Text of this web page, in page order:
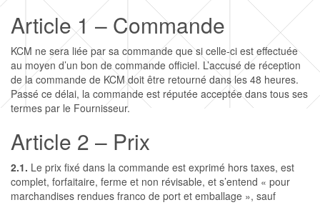
T
E
R
N
O
U
E
T
O
S
E
S
Article 1 – Commande
KCM ne sera liée par sa commande que si celle-ci est effectuée
au moyen d’un bon de commande officiel. L’accusé de réception
de la commande de KCM doit être retourné dans les 48 heures.
Passé ce délai, la commande est réputée acceptée dans tous ses
termes par le Fournisseur.
Article 2 – Prix
2.1. Le prix fixé dans la commande est exprimé hors taxes, est
complet, forfaitaire, ferme et non révisable, et s’entend « pour
marchandises rendues franco de port et emballage », sauf